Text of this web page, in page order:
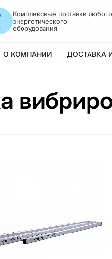
Комплексные поставки любого
энергетического
оборудования
О КОМПАНИИ ДОСТАВКА